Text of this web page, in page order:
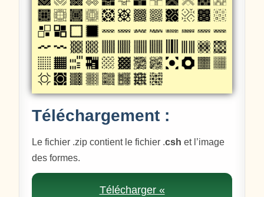
Téléchargement :
Le fichier .zip contient le fichier .csh et l’image
des formes.
Télécharger «